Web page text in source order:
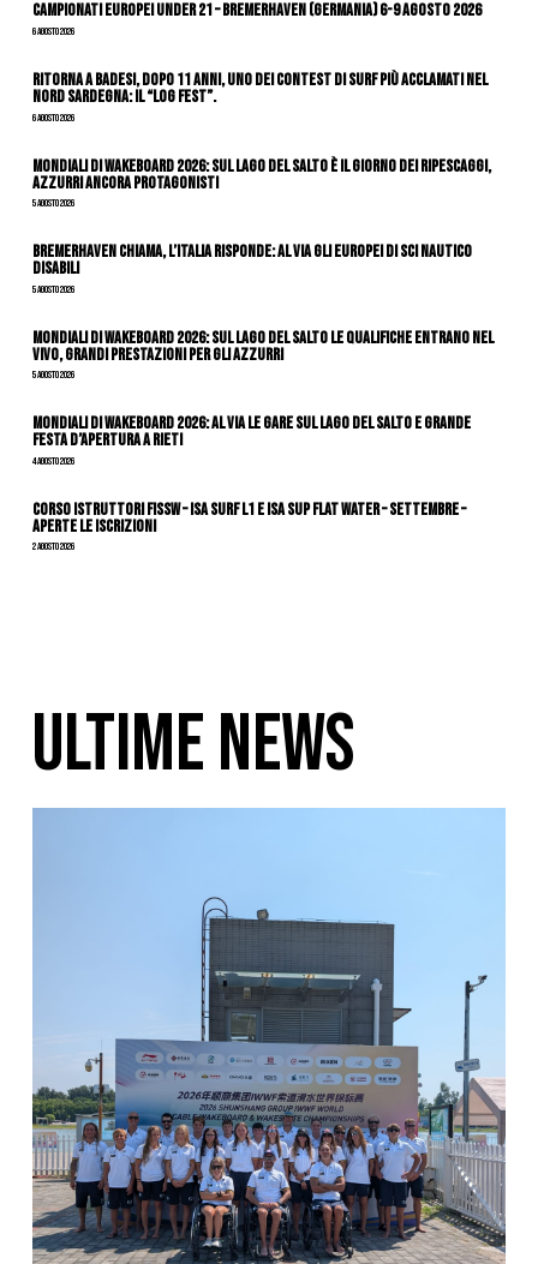
Campionati Europei Under 21 – Bremerhaven (Germania) 6-9 agosto 2026
6 Agosto 2026
Ritorna a Badesi, dopo 11 anni, uno dei contest di surf più acclamati nel
nord Sardegna: il “Log Fest”.
6 Agosto 2026
Mondiali di Wakeboard 2026: sul Lago del Salto è il giorno dei ripescaggi,
azzurri ancora protagonisti
5 Agosto 2026
Bremerhaven chiama, l’Italia risponde: al via gli Europei di Sci Nautico
Disabili
5 Agosto 2026
Mondiali di Wakeboard 2026: sul Lago del Salto le qualifiche entrano nel
vivo, grandi prestazioni per gli azzurri
5 Agosto 2026
Mondiali di Wakeboard 2026: al via le gare sul Lago del Salto e grande
festa d’apertura a Rieti
4 Agosto 2026
CORSO ISTRUTTORI FISSW – ISA SURF L1 e ISA SUP Flat Water – SETTEMBRE –
APERTE LE ISCRIZIONI
2 Agosto 2026
ULTIME NEWS